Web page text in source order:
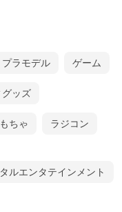
ラモデル ゲーム
ッズ
ちゃ ラジコン
ルエンタテインメント